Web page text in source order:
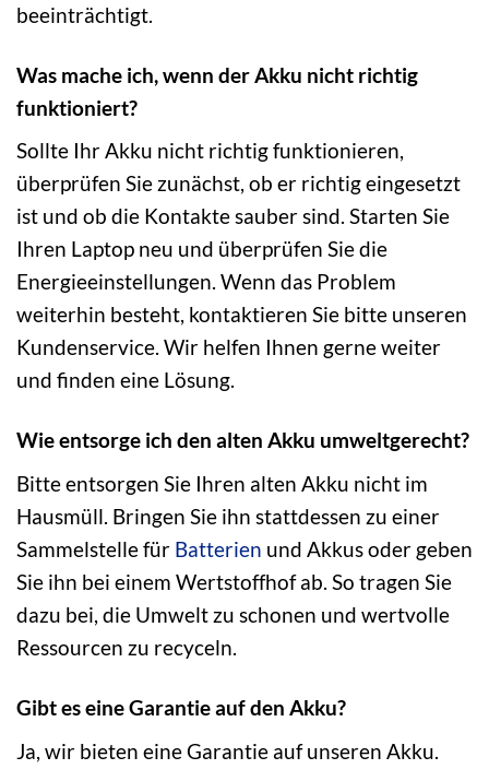
beeinträchtigt.
Was mache ich, wenn der Akku nicht richtig
funktioniert?
Sollte Ihr Akku nicht richtig funktionieren,
überprüfen Sie zunächst, ob er richtig eingesetzt
ist und ob die Kontakte sauber sind. Starten Sie
Ihren Laptop neu und überprüfen Sie die
Energieeinstellungen. Wenn das Problem
weiterhin besteht, kontaktieren Sie bitte unseren
Kundenservice. Wir helfen Ihnen gerne weiter
und finden eine Lösung.
Wie entsorge ich den alten Akku umweltgerecht?
Bitte entsorgen Sie Ihren alten Akku nicht im
Hausmüll. Bringen Sie ihn stattdessen zu einer
Sammelstelle für Batterien und Akkus oder geben
Sie ihn bei einem Wertstoffhof ab. So tragen Sie
dazu bei, die Umwelt zu schonen und wertvolle
Ressourcen zu recyceln.
Gibt es eine Garantie auf den Akku?
Ja, wir bieten eine Garantie auf unseren Akku.